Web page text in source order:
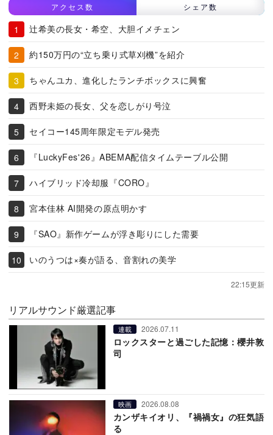
アクセス数 シェア数
辻希美の長女・希空、大胆イメチェン
約150万円の“立ち乗り式草刈機”を紹介
ちゃんユカ、進化したランチボックスに興奮
西野未姫の長女、父を恋しがり号泣
セイコー145周年限定モデル発売
『LuckyFes'26』ABEMA配信タイムテーブル公開
ハイブリッド冷却服『CORO』
宮本佳林 AI開発の原点明かす
『SAO』新作ゲームが浮き彫りにした需要
いのうつは×奏が語る、音割れの美学
22:15更新
リアルサウンド厳選記事
連載 2026.07.11
ロックスターと過ごした記憶：櫻井敦
司
映画 2026.08.08
カンザキイオリ、『禍禍女』の狂気語
る